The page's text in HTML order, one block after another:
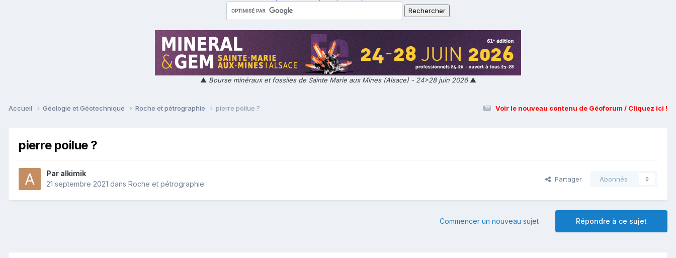
▲ Bourse minéraux et fossiles de Sainte Marie aux Mines (Alsace) - 24>28 juin 2026▲
Voir le nouveau contenu de Géoforum / Cliquez ici !
Accueil Géologie et Géotechnique Roche et pétrographie pierre poilue ?
pierre poilue ?
Par alkimik
21 septembre 2021 dans Roche et pétrographie
Partager Abonnés 0
Répondre à ce sujet
Commencer un nouveau sujet